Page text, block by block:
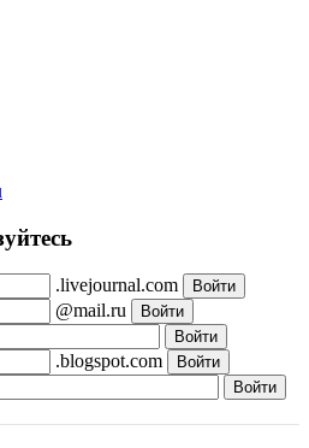
.livejournal.com
@mail.ru
.blogspot.com